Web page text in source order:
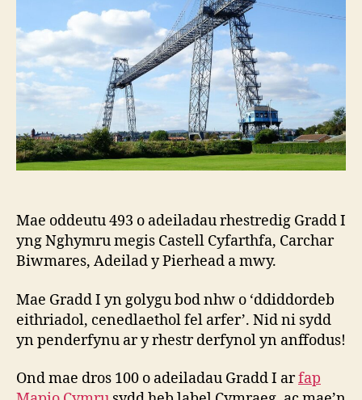
Mae oddeutu 493 o adeiladau rhestredig Gradd I
yng Nghymru megis Castell Cyfarthfa, Carchar
Biwmares, Adeilad y Pierhead a mwy.
Mae Gradd I yn golygu bod nhw o ‘ddiddordeb
eithriadol, cenedlaethol fel arfer’. Nid ni sydd
yn penderfynu ar y rhestr derfynol yn anffodus!
Ond mae dros 100 o adeiladau Gradd I arfap